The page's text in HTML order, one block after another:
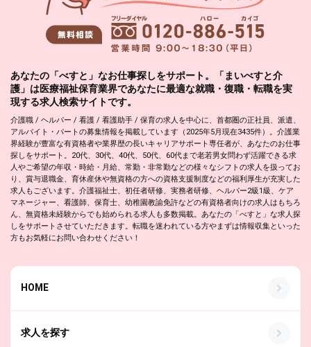
あなたの「べすと」なお仕事探しをサポート。「まいべすと介
護」は医療福祉保育業界であなたに最適な就職・復職・転職を実
現する求人検索サイトです。
介護職 / ヘルパー / 看護 / 看護助手 / 保育の求人を中心に、首都圏の正社員、派遣、
アルバイト・パートの募集情報を掲載しています（2025年5月現在3435件）。介護業
界経験が豊富な有資格者や業界歴の長いキャリアサポート専任者が、あなたのお仕事
探しをサポート。20代、30代、40代、50代、60代まで老若男女問わず活躍できる求
人やご希望の年収・時給・月給、常勤・非常勤などの様々なシフトの求人を扱ってお
り、賞与退職金、育休産休や無資格の方への資格支援制度などの福利厚生が充実した
求人もございます。介護福祉士、初任者研修、実務者研修、ヘルパー2級1級、ケア
マネージャー、看護師、保育士、幼稚園教諭免許などの有資格者向けの求人はもちろ
ん、無資格未経験からでも始められる求人も多数掲載。あなたの「べすと」な求人探
しをサポートさせていただきます。転職を迷われている方やまずは情報収集といった
方もお気軽にお問い合わせください！
HOME
求人を探す